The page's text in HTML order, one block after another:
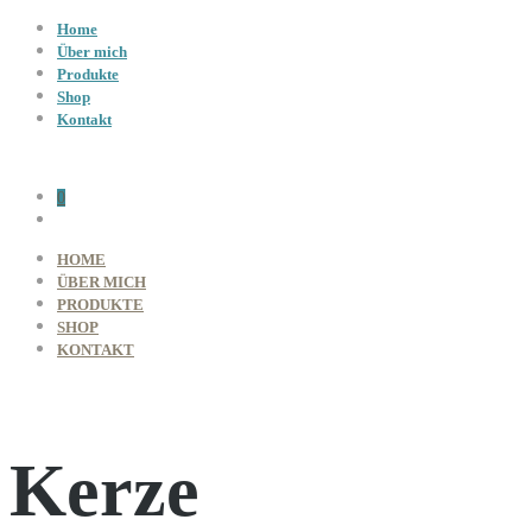
Home
Über mich
Produkte
Shop
Kontakt
0
HOME
ÜBER MICH
PRODUKTE
SHOP
KONTAKT
Kerze